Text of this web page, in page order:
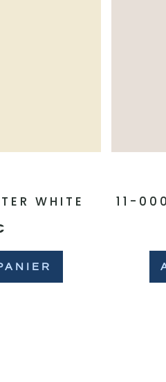
WHITE 11-